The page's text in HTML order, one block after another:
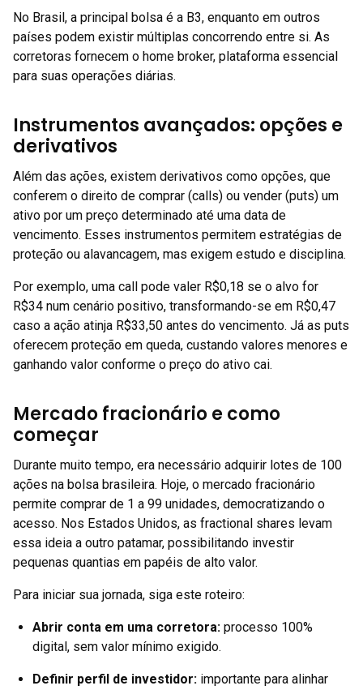
No Brasil, a principal bolsa é a B3, enquanto em outros
países podem existir múltiplas concorrendo entre si. As
corretoras fornecem o home broker, plataforma essencial
para suas operações diárias.
Instrumentos avançados: opções e
derivativos
Além das ações, existem derivativos como opções, que
conferem o direito de comprar (calls) ou vender (puts) um
ativo por um preço determinado até uma data de
vencimento. Esses instrumentos permitem estratégias de
proteção ou alavancagem, mas exigem estudo e disciplina.
Por exemplo, uma call pode valer R$0,18 se o alvo for
R$34 num cenário positivo, transformando-se em R$0,47
caso a ação atinja R$33,50 antes do vencimento. Já as puts
oferecem proteção em queda, custando valores menores e
ganhando valor conforme o preço do ativo cai.
Mercado fracionário e como
começar
Durante muito tempo, era necessário adquirir lotes de 100
ações na bolsa brasileira. Hoje, o mercado fracionário
permite comprar de 1 a 99 unidades, democratizando o
acesso. Nos Estados Unidos, as fractional shares levam
essa ideia a outro patamar, possibilitando investir
pequenas quantias em papéis de alto valor.
Para iniciar sua jornada, siga este roteiro:
Abrir conta em uma corretora: processo 100%
digital, sem valor mínimo exigido.
Definir perfil de investidor: importante para alinhar